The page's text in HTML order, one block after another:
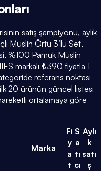
satış şampiyonu, aylık
Müslin Örtü 3’lü Set,
%100 Pamuk Müslin
markalı ₺390 fiyatla 1
referans noktası
20 ürünün güncel listesi
ortalamaya göre
Marka
Fi
y
a
t
S
a
tı
cı
Aylı
k
satı
ş